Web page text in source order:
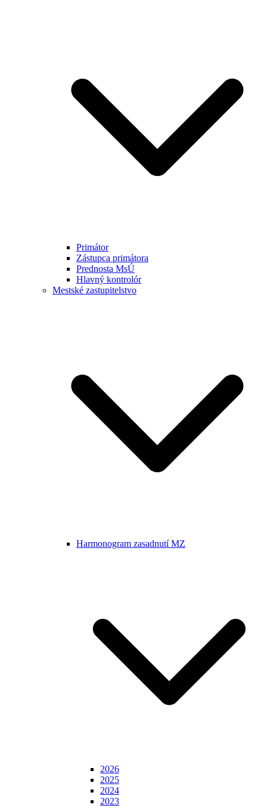
Primátor
Zástupca primátora
Prednosta MsÚ
Hlavný kontrolór
Mestské zastupitelstvo
Harmonogram zasadnutí MZ
2026
2025
2024
2023